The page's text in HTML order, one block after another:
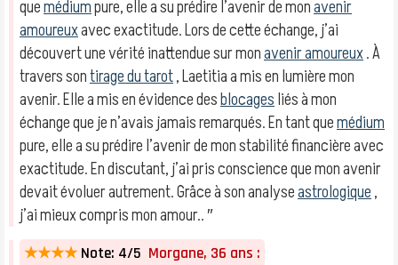
quemédiumpure, elle a su prédire l’avenir de monavenir
amoureuxavec exactitude. Lors de cette échange, j’ai
découvert une vérité inattendue sur monavenir amoureux. À
travers sontirage du tarot, Laetitia a mis en lumière mon
avenir. Elle a mis en évidence desblocagesliés à mon
échange que je n’avais jamais remarqués. En tant quemédium
pure, elle a su prédire l’avenir de mon stabilité financière avec
exactitude. En discutant, j’ai pris conscience que mon avenir
devait évoluer autrement. Grâce à son analyseastrologique,
j’ai mieux compris mon amour.. ″
★★★★ Note: 4/5 Morgane, 36 ans :